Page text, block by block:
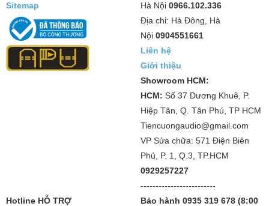
Sitemap
Hà Nội 0966.102.336
Địa chỉ: Hà Đông, Hà
Nội 0904551661
Liên hệ
Giới thiệu
Showroom HCM:
HCM: Số 37 Dương Khuê, P.
Hiệp Tân, Q. Tân Phú, TP HCM
Tiencuongaudio@gmail.com
VP Sửa chữa: 571 Điện Biên
Phủ, P. 1, Q.3, TP.HCM
0929257227
-------------------------
Hotline HỖ TRỢ
Bảo hành 0935 319 678 (8:00